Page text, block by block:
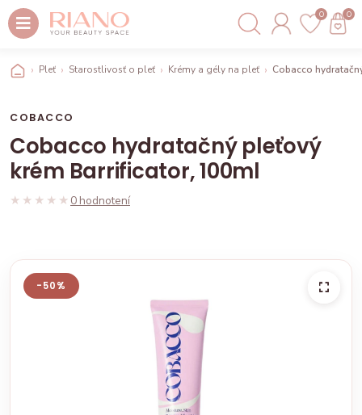
0 0
Pleť Starostlivosť o pleť Krémy a gély na pleť Cobacco
COBACCO
Cobacco hydratačný pleťový
krém Barrificator, 100ml
★★★★★
★★★★★ 0 hodnotení
-50%